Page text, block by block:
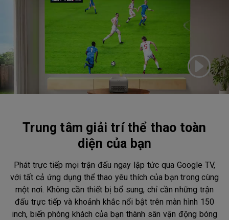
Trung tâm giải trí thể thao toàn
diện của bạn
Phát trực tiếp mọi trận đấu ngay lập tức qua Google TV,
với tất cả ứng dụng thể thao yêu thích của bạn trong cùng
một nơi. Không cần thiết bị bổ sung, chỉ cần những trận
đấu trực tiếp và khoảnh khắc nổi bật trên màn hình 150
inch, biến phòng khách của bạn thành sân vận động bóng